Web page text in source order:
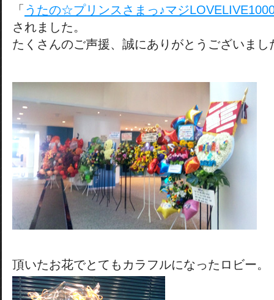
「 うたの☆プリンスさまっ♪マジ
されました。
たくさんのご声援、誠にありがとうございまし
頂いたお花でとてもカラフルになったロビー。